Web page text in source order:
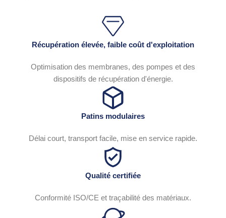
Récupération élevée, faible coût d'exploitation
Optimisation des membranes, des pompes et des
dispositifs de récupération d'énergie.
Patins modulaires
Délai court, transport facile, mise en service rapide.
Qualité certifiée
Conformité ISO/CE et traçabilité des matériaux.